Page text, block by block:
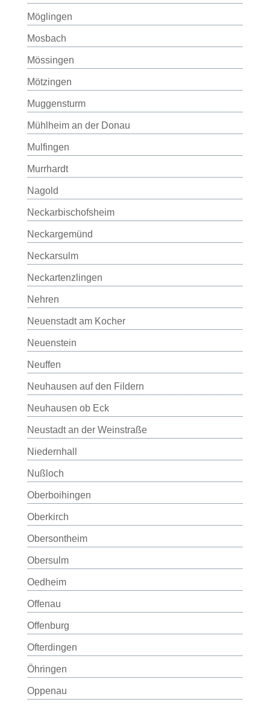
Möglingen
Mosbach
Mössingen
Mötzingen
Muggensturm
Mühlheim an der Donau
Mulfingen
Murrhardt
Nagold
Neckarbischofsheim
Neckargemünd
Neckarsulm
Neckartenzlingen
Nehren
Neuenstadt am Kocher
Neuenstein
Neuffen
Neuhausen auf den Fildern
Neuhausen ob Eck
Neustadt an der Weinstraße
Niedernhall
Nußloch
Oberboihingen
Oberkirch
Obersontheim
Obersulm
Oedheim
Offenau
Offenburg
Ofterdingen
Öhringen
Oppenau